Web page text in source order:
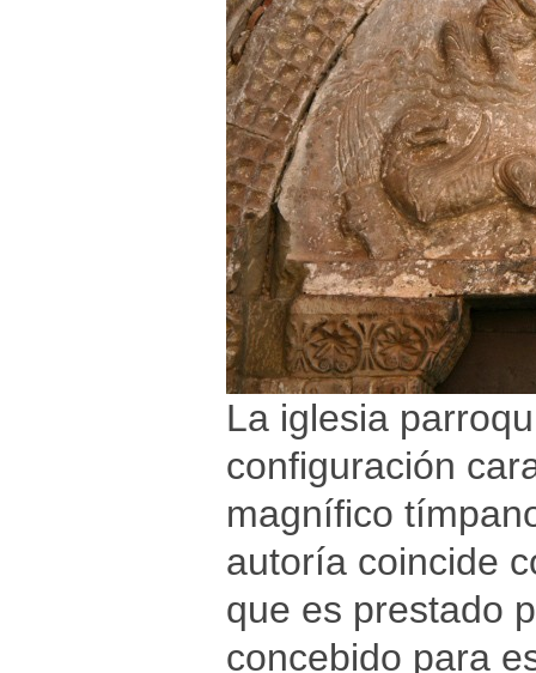
La iglesia
configuración
magnífico
autoría coincide
que es prestado
concebido para